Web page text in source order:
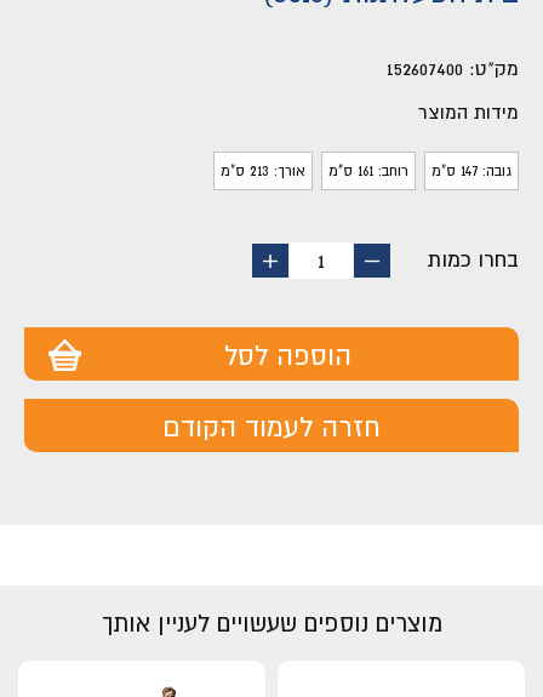
מק"ט: 152607400
מידות המוצר
גובה: 147 ס"מ רוחב: 161 ס"מ אורך: 213 ס"מ
בחרו כמות
החסר
1
הוסף
הוספה לסל
חזרה לעמוד הקודם
מוצרים נוספים שעשויים לעניין אותך